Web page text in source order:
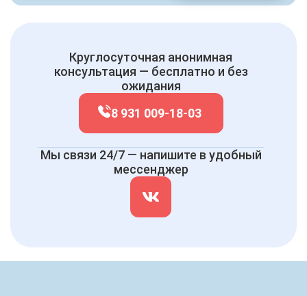
Круглосуточная анонимная
консультация — бесплатно и без
ожидания
8 931 009-18-03
Мы связи 24/7 — напишите в удобный
мессенджер